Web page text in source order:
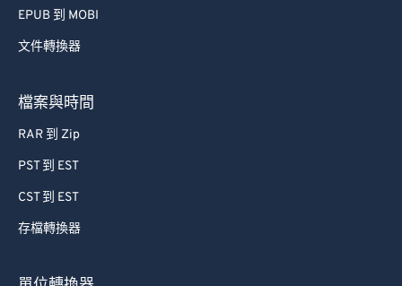
EPUB 到 MOBI
文件轉換器
檔案與時間
RAR 到 Zip
PST 到 EST
CST 到 EST
存檔轉換器